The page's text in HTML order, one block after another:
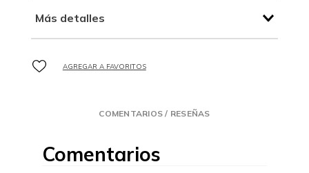
Más detalles
COMENTARIOS / RESEÑAS
Comentarios